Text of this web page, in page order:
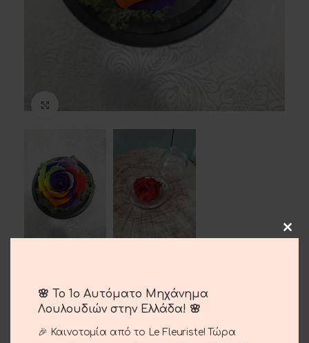
35.00€
🌸 Το 1ο Αυτόματο Μηχάνημα
Λουλουδιών στην Ελλάδα! 🌸
🎉 Καινοτομία από το Le Fleuriste! Τώρα